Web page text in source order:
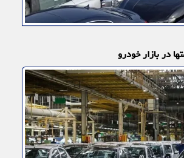
در بازار خودرو